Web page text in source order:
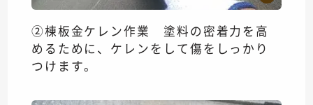
②棟板金ケレン作業 塗料の密着力を高
めるために、ケレンをして傷をしっかり
つけます。